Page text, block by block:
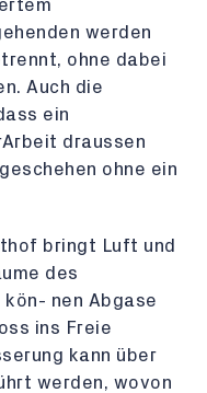
werden
ohne dabei
Auch die
ein
draussen
ohne ein
bringt Luft und
des
nen Abgase
ins Freie
kann über
werden, wovon